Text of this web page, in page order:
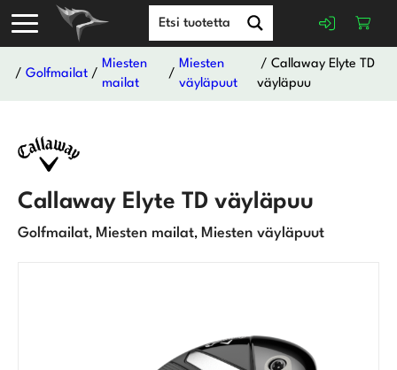
/Golfmailat /
Miesten
mailat
/
Miesten
väyläpuut
/ Callaway Elyte TD
väyläpuu
Callaway Elyte TD väyläpuu
Golfmailat, Miesten mailat, Miesten väyläpuut